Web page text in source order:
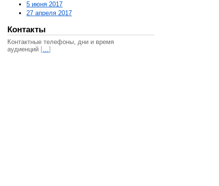
5 июня 2017
27 апреля 2017
Контакты
Контактные телефоны, дни и время
аудиенций […]